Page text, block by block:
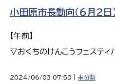
小田原市長動向（６月２日
【午前】
▽おくちのけんこうフェスティ
2024/06/03 07:50 | 未分類